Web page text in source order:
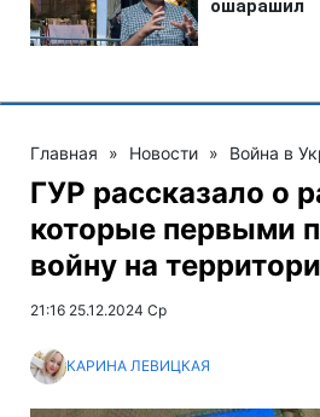
Главная » Новости » Война в
ГУР рассказало о
которые первыми
войну на
21:16 25.12.2024 Ср
КАРИНА ЛЕВИЦКАЯ